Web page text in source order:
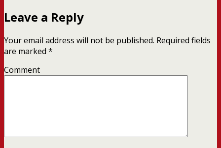
Leave a Reply
Your email address will not be published. Required fields
are marked *
Comment